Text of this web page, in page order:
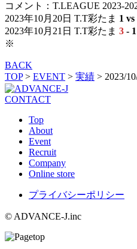
コメント：T.LEAGUE 2023-
2023年10月20日 T.T彩たま 1 vs
2023年10月21日 T.T彩たま 3 - 1
※
BACK
TOP> EVENT > 実績 > 2023/
CONTACT
Top
About
Event
Recruit
Company
Online store
プライバシーポリシー
© ADVANCE-J.inc